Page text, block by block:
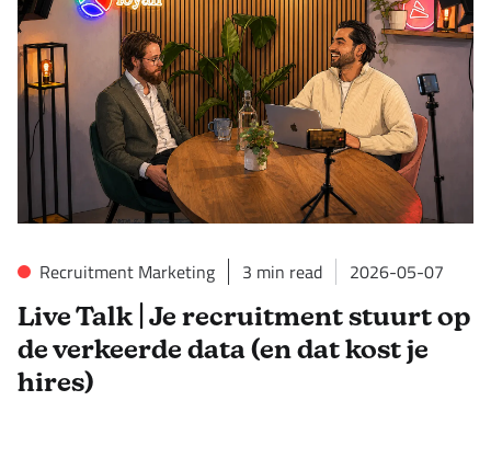
Recruitment Marketing 3 min read 2026-05-07
Live Talk | Je recruitment stuurt op
de verkeerde data (en dat kost je
hires)